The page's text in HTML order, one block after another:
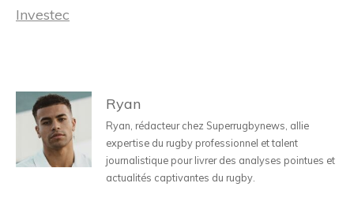
Investec
Ryan
Ryan, rédacteur chez Superrugbynews, allie
expertise du rugby professionnel et talent
journalistique pour livrer des analyses pointues et
actualités captivantes du rugby.